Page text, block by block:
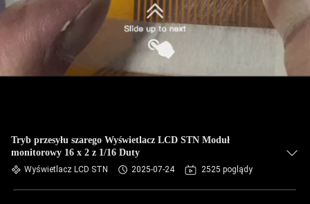
Tryb przesyłu szarego Wyświetlacz LCD STN Moduł
monitorowy 16 x 2 z 1/16 Duty
Wyświetlacz LCD STN 2025-07-24 2525 poglądy